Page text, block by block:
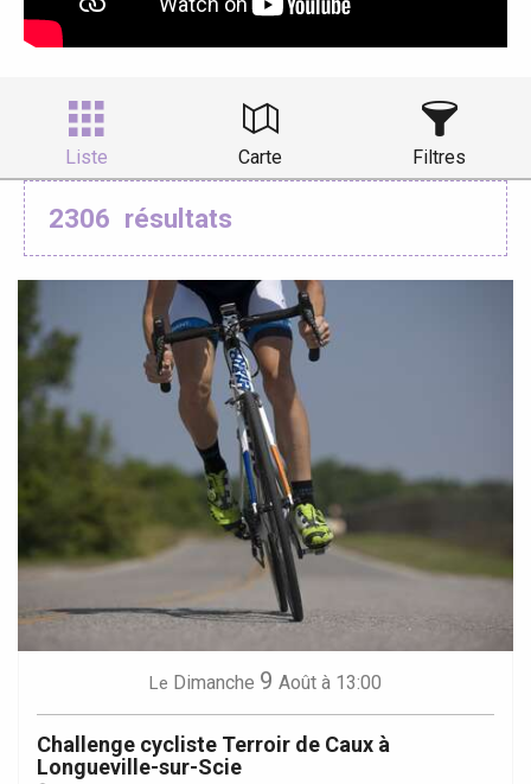
Liste Carte Filtres
2306 résultats
Le Dimanche 9 Août à 13:00
Challenge cycliste Terroir de Caux à
Longueville-sur-Scie